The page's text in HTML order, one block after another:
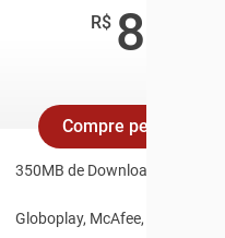
R$ 89
Compre pelo
350MB de Download e 35MB
Globoplay, McAfee, Claro